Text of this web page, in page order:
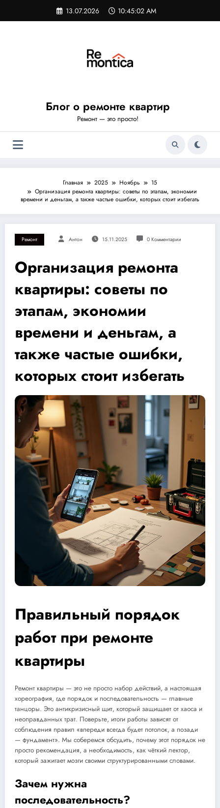
содержимому
13.07.2026 10:45:03 AM
Блог о ремонте квартир
Ремонт — это просто!
Главная 2025 Ноябрь
15
Организация ремонта квартиры: советы по этапам, экономии
времени и деньгам, а также частые ошибки, которых стоит избегать
Ремонт Антон 15.11.2025 0 Комментарии
Организация ремонта
квартиры: советы по
этапам, экономии
времени и деньгам, а
также частые ошибки,
которых стоит избегать
Правильный порядок
работ при ремонте
квартиры
Ремонт квартиры — это не просто набор действий, а настоящая
хореография, где порядок и последовательность — главные
танцоры. Это антикризисный щит, который защищает от хаоса и
неоправданных трат. Поверьте, итоги работы зависят от
соблюдения правил «впереди всегда будет потолок, а позади
— фундамент». Мы соберемся обсудить, почему этот порядок не
просто рекомендация, а необходимость, как чёткий лектор,
который зажигает мозги своими структурированными словами.
Зачем нужна
последовательность?